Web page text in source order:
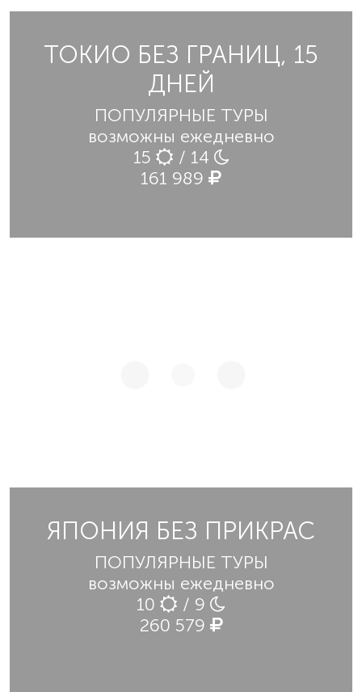
ТОКИО БЕЗ ГРАНИЦ, 15
ДНЕЙ
ПОПУЛЯРНЫЕ ТУРЫ
возможны ежедневно
15
/ 14
161 989
ЯПОНИЯ БЕЗ ПРИКРАС
ПОПУЛЯРНЫЕ ТУРЫ
возможны ежедневно
10
/ 9
260 579